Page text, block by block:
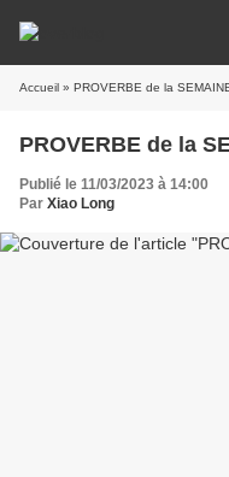
Accueil » PROVERBE de la
PROVERBE de la
Publié le 11/03/2023 à 14:00
Par Xiao Long